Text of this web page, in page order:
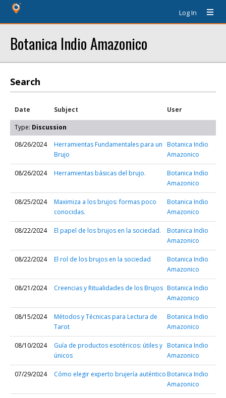
Log In
Botanica Indio Amazonico
Search
Date Subject User
Type: Discussion
08/26/2024
Herramientas Fundamentales para un
Brujo
Botanica Indio
Amazonico
08/26/2024 Herramientas básicas del brujo.
Botanica Indio
Amazonico
08/25/2024
Maximiza a los brujos: formas poco
conocidas.
Botanica Indio
Amazonico
08/22/2024 El papel de los brujos en la sociedad.
Botanica Indio
Amazonico
08/22/2024 El rol de los brujos en la sociedad
Botanica Indio
Amazonico
08/21/2024 Creencias y Ritualidades de los Brujos Botanica Indio
Amazonico
08/15/2024
Métodos y Técnicas para Lectura de
Tarot
Botanica Indio
Amazonico
08/10/2024
Guía de productos esotéricos: útiles y
únicos
Botanica Indio
Amazonico
07/29/2024 Cómo elegir experto brujería auténticoBotanica Indio
Amazonico